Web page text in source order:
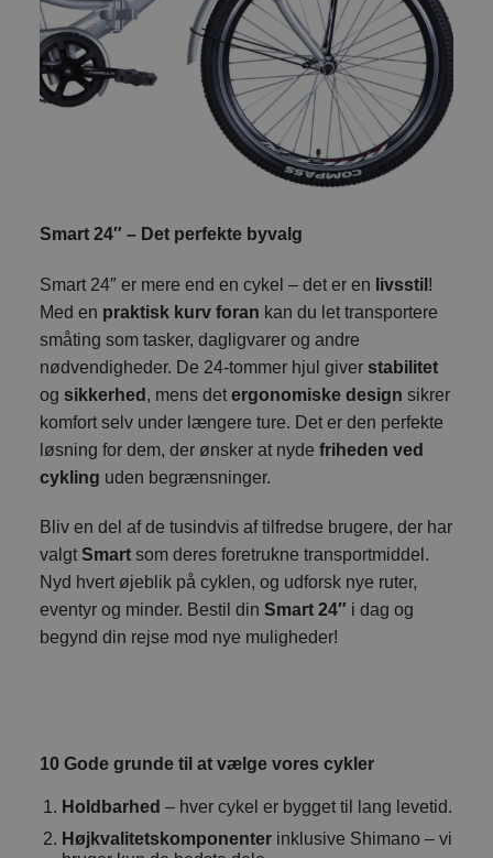
Smart 24″ – Det perfekte byvalg
Smart 24″ er mere end en cykel – det er en livsstil !
Med en praktisk kurv foran kan du let transportere
småting som tasker, dagligvarer og andre
nødvendigheder. De 24-tommer hjul giver stabilitet
og sikkerhed , mens det ergonomiske design sikrer
komfort selv under længere ture. Det er den perfekte
løsning for dem, der ønsker at nyde friheden ved
cykling uden begrænsninger.
Bliv en del af de tusindvis af tilfredse brugere, der har
valgt Smartsom deres foretrukne transportmiddel.
Nyd hvert øjeblik på cyklen, og udforsk nye ruter,
eventyr og minder. Bestil din Smart 24″i dag og
begynd din rejse mod nye muligheder!
10 Gode grunde til at vælge vores cykler
Holdbarhed – hver cykel er bygget til lang levetid.
Højkvalitetskomponenter inklusive Shimano – vi